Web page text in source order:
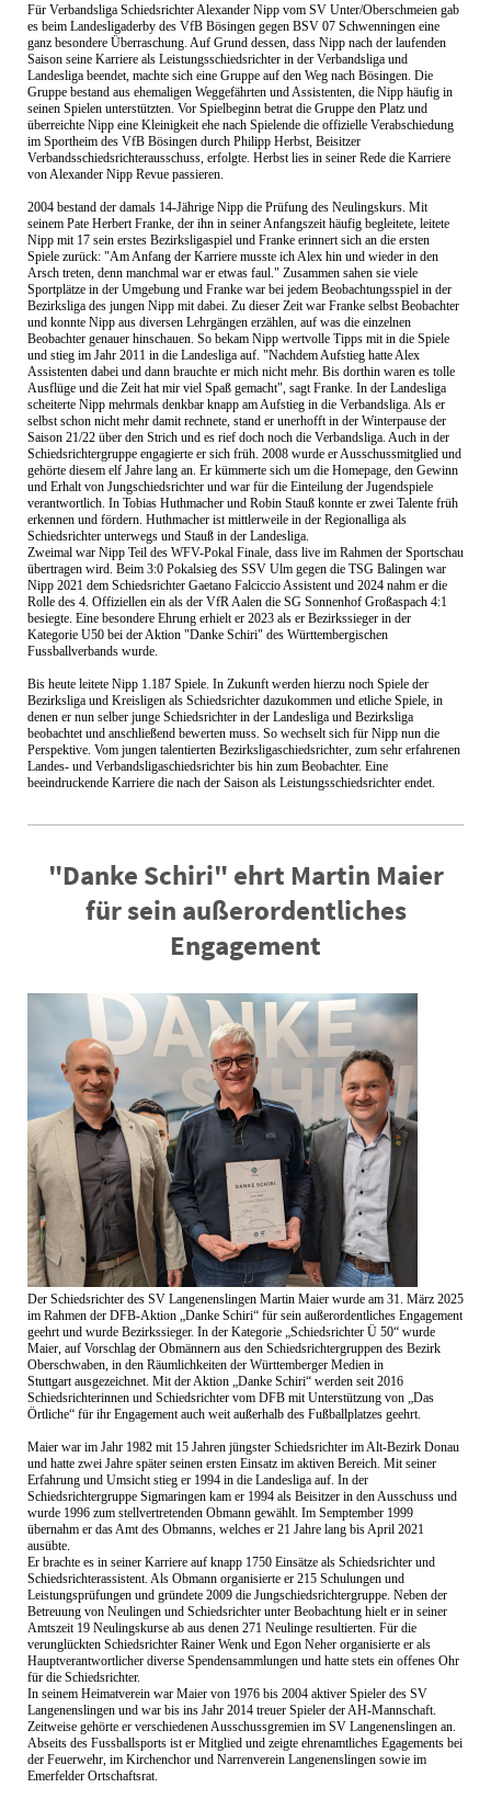
Für Verbandsliga Schiedsrichter Alexander Nipp vom SV Unter/Oberschmeien gab
es beim Landesligaderby des VfB Bösingen gegen BSV 07 Schwenningen eine
ganz besondere Überraschung. Auf Grund dessen, dass Nipp nach der laufenden
Saison seine Karriere als Leistungsschiedsrichter in der Verbandsliga und
Landesliga beendet, machte sich eine Gruppe auf den Weg nach Bösingen. Die
Gruppe bestand aus ehemaligen Weggefährten und Assistenten, die Nipp häufig in
seinen Spielen unterstützten. Vor Spielbeginn betrat die Gruppe den Platz und
überreichte Nipp eine Kleinigkeit ehe nach Spielende die offizielle Verabschiedung
im Sportheim des VfB Bösingen durch Philipp Herbst, Beisitzer
Verbandsschiedsrichterausschuss, erfolgte. Herbst lies in seiner Rede die Karriere
von Alexander Nipp Revue passieren.
2004 bestand der damals 14-Jährige Nipp die Prüfung des Neulingskurs. Mit
seinem Pate Herbert Franke, der ihn in seiner Anfangszeit häufig begleitete, leitete
Nipp mit 17 sein erstes Bezirksligaspiel und Franke erinnert sich an die ersten
Spiele zurück: "Am Anfang der Karriere musste ich Alex hin und wieder in den
Arsch treten, denn manchmal war er etwas faul." Zusammen sahen sie viele
Sportplätze in der Umgebung und Franke war bei jedem Beobachtungsspiel in der
Bezirksliga des jungen Nipp mit dabei. Zu dieser Zeit war Franke selbst Beobachter
und konnte Nipp aus diversen Lehrgängen erzählen, auf was die einzelnen
Beobachter genauer hinschauen. So bekam Nipp wertvolle Tipps mit in die Spiele
und stieg im Jahr 2011 in die Landesliga auf. "Nachdem Aufstieg hatte Alex
Assistenten dabei und dann brauchte er mich nicht mehr. Bis dorthin waren es tolle
Ausflüge und die Zeit hat mir viel Spaß gemacht", sagt Franke. In der Landesliga
scheiterte Nipp mehrmals denkbar knapp am Aufstieg in die Verbandsliga. Als er
selbst schon nicht mehr damit rechnete, stand er unerhofft in der Winterpause der
Saison 21/22 über den Strich und es rief doch noch die Verbandsliga. Auch in der
Schiedsrichtergruppe engagierte er sich früh. 2008 wurde er Ausschussmitglied und
gehörte diesem elf Jahre lang an. Er kümmerte sich um die Homepage, den Gewinn
und Erhalt von Jungschiedsrichter und war für die Einteilung der Jugendspiele
verantwortlich. In Tobias Huthmacher und Robin Stauß konnte er zwei Talente früh
erkennen und fördern. Huthmacher ist mittlerweile in der Regionalliga als
Schiedsrichter unterwegs und Stauß in der Landesliga.
Zweimal war Nipp Teil des WFV-Pokal Finale, dass live im Rahmen der Sportschau
übertragen wird. Beim 3:0 Pokalsieg des SSV Ulm gegen die TSG Balingen war
Nipp 2021 dem Schiedsrichter Gaetano Falciccio Assistent und 2024 nahm er die
Rolle des 4. Offiziellen ein als der VfR Aalen die SG Sonnenhof Großaspach 4:1
besiegte. Eine besondere Ehrung erhielt er 2023 als er Bezirkssieger in der
Kategorie U50 bei der Aktion "Danke Schiri" des Württembergischen
Fussballverbands wurde.
Bis heute leitete Nipp 1.187 Spiele. In Zukunft werden hierzu noch Spiele der
Bezirksliga und Kreisligen als Schiedsrichter dazukommen und etliche Spiele, in
denen er nun selber junge Schiedsrichter in der Landesliga und Bezirksliga
beobachtet und anschließend bewerten muss. So wechselt sich für Nipp nun die
Perspektive. Vom jungen talentierten Bezirksligaschiedsrichter, zum sehr erfahrenen
Landes- und Verbandsligaschiedsrichter bis hin zum Beobachter. Eine
beeindruckende Karriere die nach der Saison als Leistungsschiedsrichter endet.
"Danke Schiri" ehrt Martin Maier
für sein außerordentliches
Engagement
Der Schiedsrichter des SV Langenenslingen Martin Maier wurde am 31. März 2025
im Rahmen der DFB-Aktion „Danke Schiri“ für sein außerordentliches Engagement
geehrt und wurde Bezirkssieger. In der Kategorie „Schiedsrichter Ü 50“ wurde
Maier, auf Vorschlag der Obmännern aus den Schiedsrichtergruppen des Bezirk
Oberschwaben, in den Räumlichkeiten der Württemberger Medien in
Stuttgart ausgezeichnet. Mit der Aktion „Danke Schiri“ werden seit 2016
Schiedsrichterinnen und Schiedsrichter vom DFB mit Unterstützung von „Das
Örtliche“ für ihr Engagement auch weit außerhalb des Fußballplatzes geehrt.
Maier war im Jahr 1982 mit 15 Jahren jüngster Schiedsrichter im Alt-Bezirk Donau
und hatte zwei Jahre später seinen ersten Einsatz im aktiven Bereich. Mit seiner
Erfahrung und Umsicht stieg er 1994 in die Landesliga auf. In der
Schiedsrichtergruppe Sigmaringen kam er 1994 als Beisitzer in den Ausschuss und
wurde 1996 zum stellvertretenden Obmann gewählt. Im Semptember 1999
übernahm er das Amt des Obmanns, welches er 21 Jahre lang bis April 2021
ausübte.
Er brachte es in seiner Karriere auf knapp 1750 Einsätze als Schiedsrichter und
Schiedsrichterassistent. Als Obmann organisierte er 215 Schulungen und
Leistungsprüfungen und gründete 2009 die Jungschiedsrichtergruppe. Neben der
Betreuung von Neulingen und Schiedsrichter unter Beobachtung hielt er in seiner
Amtszeit 19 Neulingskurse ab aus denen 271 Neulinge resultierten. Für die
verunglückten Schiedsrichter Rainer Wenk und Egon Neher organisierte er als
Hauptverantwortlicher diverse Spendensammlungen und hatte stets ein offenes Ohr
für die Schiedsrichter.
In seinem Heimatverein war Maier von 1976 bis 2004 aktiver Spieler des SV
Langenenslingen und war bis ins Jahr 2014 treuer Spieler der AH-Mannschaft.
Zeitweise gehörte er verschiedenen Ausschussgremien im SV Langenenslingen an.
Abseits des Fussballsports ist er Mitglied und zeigte ehrenamtliches Egagements bei
der Feuerwehr, im Kirchenchor und Narrenverein Langenenslingen sowie im
Emerfelder Ortschaftsrat.